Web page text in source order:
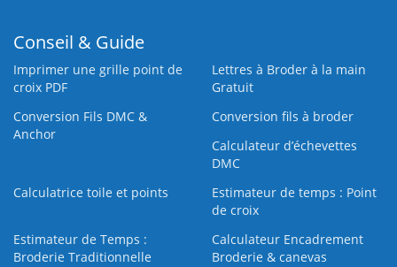
Conseil & Guide
Imprimer une grille point de
croix PDF
Lettres à Broder à la main
Gratuit
Conversion Fils DMC &
Anchor
Conversion fils à broder
Calculateur d’échevettes
DMC
Calculatrice toile et points
Estimateur de temps : Point
de croix
Estimateur de Temps :
Broderie Traditionnelle
Calculateur Encadrement
Broderie & canevas